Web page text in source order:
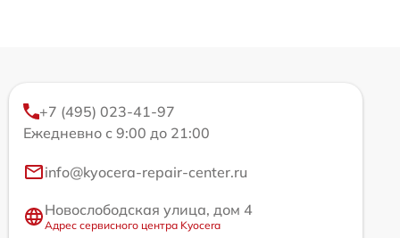
+7 (495) 023-41-97
Ежедневно с 9:00 до 21:00
info@kyocera-repair-center.ru
Новослободская улица, дом 4
Адрес сервисного центра Kyocera